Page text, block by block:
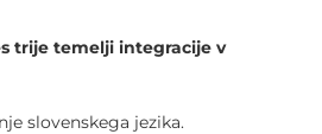
trije temelji integracije v
slovenskega jezika.